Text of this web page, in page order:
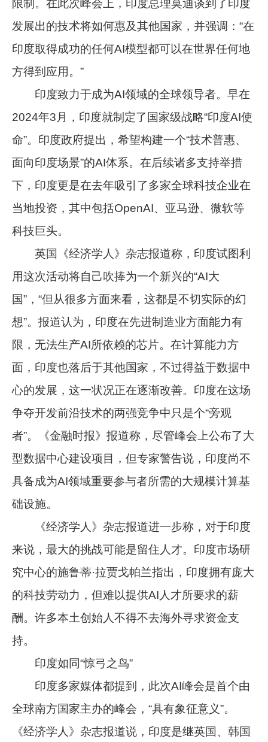
限制。在此次峰会上，印度总理莫迪谈到了印度
发展出的技术将如何惠及其他国家，并强调：“在
印度取得成功的任何AI模型都可以在世界任何地
方得到应用。”
印度致力于成为AI领域的全球领导者。早在
2024年3月，印度就制定了国家级战略“印度AI使
命”。印度政府提出，希望构建一个“技术普惠、
面向印度场景”的AI体系。在后续诸多支持举措
下，印度更是在去年吸引了多家全球科技企业在
当地投资，其中包括OpenAI、亚马逊、微软等
科技巨头。
英国《经济学人》杂志报道称，印度试图利
用这次活动将自己吹捧为一个新兴的“AI大
国”，“但从很多方面来看，这都是不切实际的幻
想”。报道认为，印度在先进制造业方面能力有
限，无法生产AI所依赖的芯片。在计算能力方
面，印度也落后于其他国家，不过得益于数据中
心的发展，这一状况正在逐渐改善。印度在这场
争夺开发前沿技术的两强竞争中只是个“旁观
者”。《金融时报》报道称，尽管峰会上公布了大
型数据中心建设项目，但专家警告说，印度尚不
具备成为AI领域重要参与者所需的大规模计算基
础设施。
《经济学人》杂志报道进一步称，对于印度
来说，最大的挑战可能是留住人才。印度市场研
究中心的施鲁蒂·拉贾戈帕兰指出，印度拥有庞大
的科技劳动力，但难以提供AI人才所要求的薪
酬。许多本土创始人不得不去海外寻求资金支
持。
印度如同“惊弓之鸟”
印度多家媒体都提到，此次AI峰会是首个由
全球南方国家主办的峰会，“具有象征意义”。
《经济学人》杂志报道说，印度是继英国、韩国